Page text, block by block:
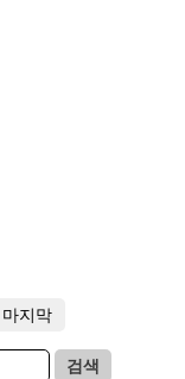
마지막
검색